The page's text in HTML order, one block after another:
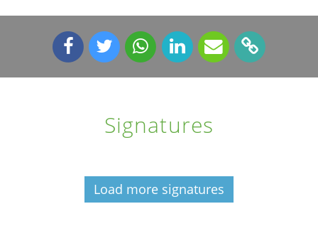
Signatures
Load more signatures